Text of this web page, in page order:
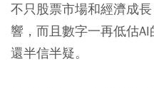
不只股票市場和經濟成
響，而且數字一再低估
還半信半疑。